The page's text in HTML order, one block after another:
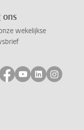
ons
wekelijkse
ons op bluesky
Volg ons op
Volg ons op
Volg ons
Volg
ons op mastodon